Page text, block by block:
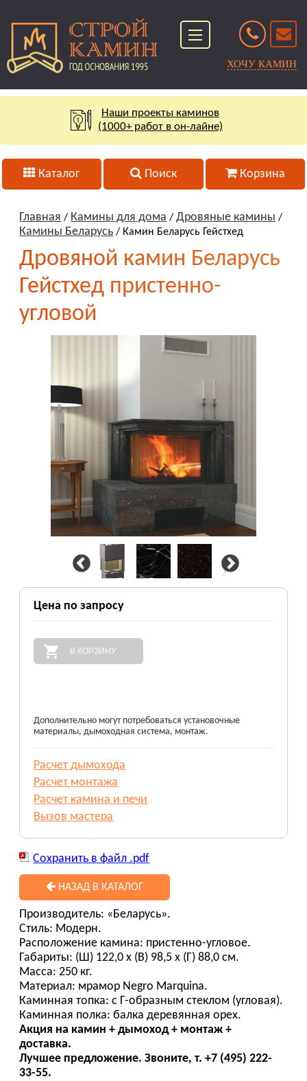
ХОЧУ КАМИН
Наши проекты каминов
(1000+ работ в он-лайне)
Каталог Поиск Корзина
Главная / Камины для дома /Дровяные камины /
Камины Беларусь / Камин Беларусь Гейстхед
Дровяной камин Беларусь
Гейстхед пристенно-
угловой
Цена по запросу
В КОРЗИНУ
Дополнительно могут потребоваться установочные
материалы, дымоходная система, монтаж.
Расчет дымохода
Расчет монтажа
Расчет камина и печи
Вызов мастера
Сохранить в файл .pdf
НАЗАД В КАТАЛОГ
Производитель: «Беларусь».
Стиль: Модерн.
Расположение камина: пристенно-угловое.
Габариты: (Ш) 122,0 х (В) 98,5 х (Г) 88,0 см.
Масса: 250 кг.
Материал: мрамор Negro Marquina.
Каминная топка: с Г-образным стеклом (угловая).
Каминная полка: балка деревянная орех.
Акция на камин + дымоход + монтаж +
доставка.
Лучшее предложение. Звоните, т. +7 (495) 222-
33-55.